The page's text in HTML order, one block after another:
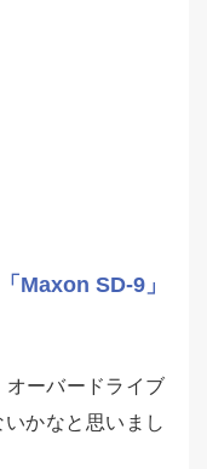
Maxon SD-9」
ーバードライブ
かなと思いまし